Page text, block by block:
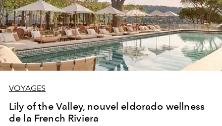
VOYAGES
Lily of the Valley, nouvel eldorado wellness
de la French Riviera